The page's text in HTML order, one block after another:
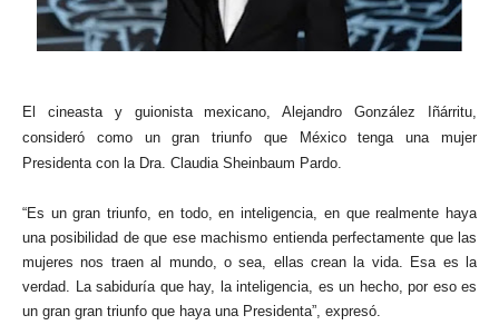
El cineasta y guionista mexicano, Alejandro González Iñárritu,
consideró como un gran triunfo que México tenga una mujer
Presidenta con la Dra. Claudia Sheinbaum Pardo.
“Es un gran triunfo, en todo, en inteligencia, en que realmente haya
una posibilidad de que ese machismo entienda perfectamente que las
mujeres nos traen al mundo, o sea, ellas crean la vida. Esa es la
verdad. La sabiduría que hay, la inteligencia, es un hecho, por eso es
un gran gran triunfo que haya una Presidenta”, expresó.